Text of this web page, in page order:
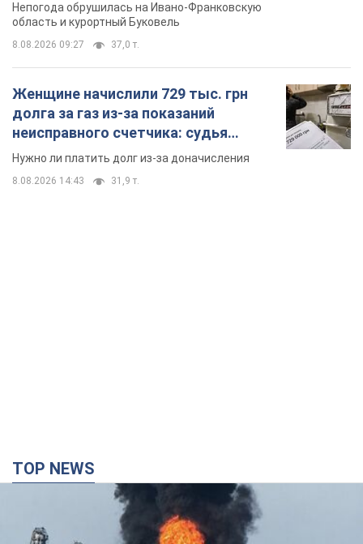
Непогода обрушилась на Ивано-Франковскую
область и курортный Буковель
8.08.2026 09:27 37,0 т.
Женщине начислили 729 тыс. грн
долга за газ из-за показаний
неисправного счетчика: судья
вынес неожиданное решение
Нужно ли платить долг из-за доначисления
8.08.2026 14:43 31,9 т.
TOP NEWS